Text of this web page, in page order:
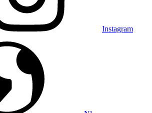
Instagram